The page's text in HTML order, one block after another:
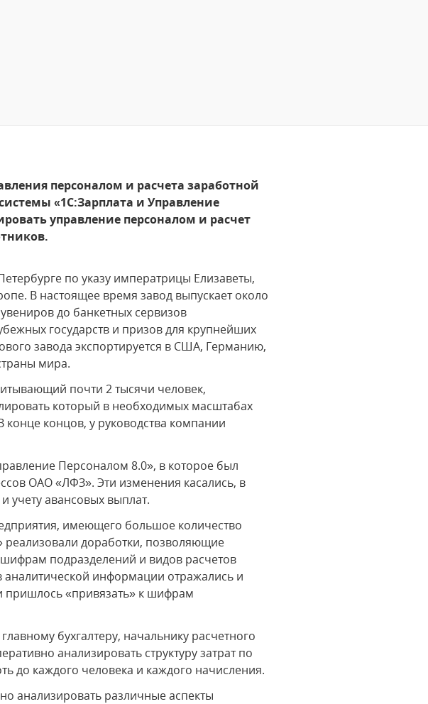
персоналом и расчета заработной
«1С:Зарплата и Управление
управление персоналом и расчет
по указу императрицы Елизаветы,
В настоящее время завод выпускает около
до банкетных сервизов
государств и призов для крупнейших
завода экспортируется в США, Германию,
мира.
почти 2 тысячи человек,
который в необходимых масштабах
концов, у руководства компании
Персоналом 8.0», в которое был
ОАО «ЛФЗ». Эти изменения касались, в
учету авансовых выплат.
имеющего большое количество
доработки, позволяющие
подразделений и видов расчетов
информации отражались и
пришлось «привязать» к шифрам
бухгалтеру, начальнику расчетного
анализировать структуру затрат по
до каждого человека и каждого начисления.
анализировать различные аспекты